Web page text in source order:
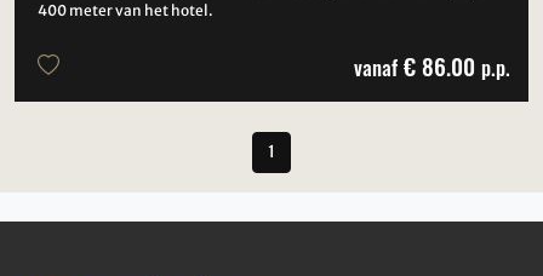
400 meter van het hotel.
vanaf € 86.00 p.p.
1